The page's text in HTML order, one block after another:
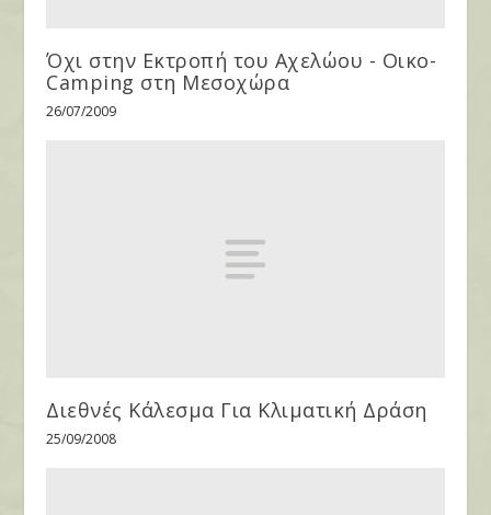
Όχι στην Εκτροπή του Αχελώου - Οικο-
Camping στη Μεσοχώρα
26/07/2009
Διεθνές Κάλεσμα Για Κλιματική Δράση
25/09/2008